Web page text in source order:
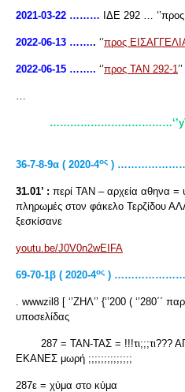
2021-03-22 ……… ΙΔΕ 292 … ‘’προς
2022-06-13 …….. ‘’προς
2022-06-15 …….. ‘’προς ΤΑΝ 292-1’’
…
36-7-8-9α ( 2020-4ος )
31.01’ : περί ΤΑΝ – αρχεία αθηνα =
πληρωμές στον φάκελο Τερζίδου
ξεσκίσανε
youtu.be/J0V0n2wEIFA
69-70-1β ( 2020-4ος )
. wwwzil8 [ ‘’ΖΗΛ’’ {‘’200 ( ‘’280΄΄
υποσελίδας
287 = ΤΑΝ-ΤΑΣ = !!!τι;;;τι???
ΕΚΑΝΕΣ μωρή ;;;;;;;;;;;;;;
287ε = χύμα στο κύμα